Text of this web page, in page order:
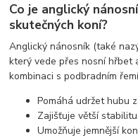
Co je anglický
skutečných koní?
Anglický nánosník (také
který vede přes nosní hřbet
kombinaci s podbradním
Pomáhá udržet hubu
Zajišťuje větší
Umožňuje jemnější